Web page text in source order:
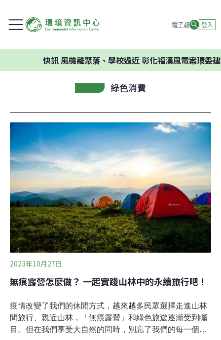
電子報 登入
風機離聚落、學校過近 彰化福漢風電案環委建議不應開
綠色消費
2023年10月27日
無痕露營怎麼做？ 一起實踐山林中的永續旅行吧！
疫情改變了我們的休閒方式，越來越多民眾選擇走進山林
間旅行、親近山林，「無痕露營」和綠色旅遊逐漸受到矚
目。但在我們享受大自然的同時，別忘了我們的每一個選